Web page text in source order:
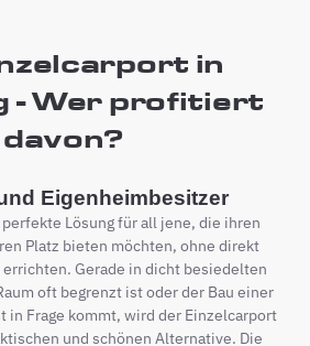
in
- Wer profitiert
davon?
Eigenheimbesitzer
Lösung für all jene, die ihren
Platz bieten möchten, ohne direkt
errichten. Gerade in dicht besiedelten
oft begrenzt ist oder der Bau einer
in Frage kommt, wird der Einzelcarport
und schönen Alternative. Die